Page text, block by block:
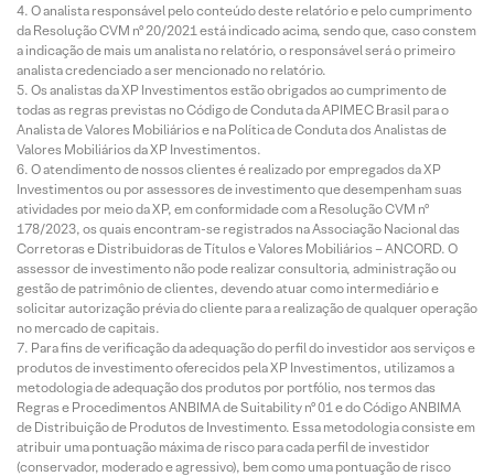
O analista responsável pelo conteúdo deste relatório e pelo cumprimento
da Resolução CVM nº 20/2021 está indicado acima, sendo que, caso constem
a indicação de mais um analista no relatório, o responsável será o primeiro
analista credenciado a ser mencionado no relatório.
Os analistas da XP Investimentos estão obrigados ao cumprimento de
todas as regras previstas no Código de Conduta da APIMEC Brasil para o
Analista de Valores Mobiliários e na Política de Conduta dos Analistas de
Valores Mobiliários da XP Investimentos.
O atendimento de nossos clientes é realizado por empregados da XP
Investimentos ou por assessores de investimento que desempenham suas
atividades por meio da XP, em conformidade com a Resolução CVM nº
178/2023, os quais encontram-se registrados na Associação Nacional das
Corretoras e Distribuidoras de Títulos e Valores Mobiliários – ANCORD. O
assessor de investimento não pode realizar consultoria, administração ou
gestão de patrimônio de clientes, devendo atuar como intermediário e
solicitar autorização prévia do cliente para a realização de qualquer operação
no mercado de capitais.
Para fins de verificação da adequação do perfil do investidor aos serviços e
produtos de investimento oferecidos pela XP Investimentos, utilizamos a
metodologia de adequação dos produtos por portfólio, nos termos das
Regras e Procedimentos ANBIMA de Suitability nº 01 e do Código ANBIMA
de Distribuição de Produtos de Investimento. Essa metodologia consiste em
atribuir uma pontuação máxima de risco para cada perfil de investidor
(conservador, moderado e agressivo), bem como uma pontuação de risco